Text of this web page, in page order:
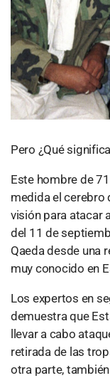
Pero ¿Qué
Este hombre de
medida el
visión para atacar
del 11 de
Qaeda desde una
muy conocido en
Los expertos en
demuestra que
llevar a cabo
retirada de las
otra parte,